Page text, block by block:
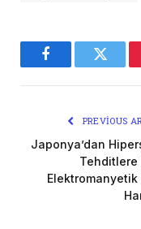
FacebookTwitter
PREVIOUS
Japonya’dan
Tehditlere
Elektromanyetik